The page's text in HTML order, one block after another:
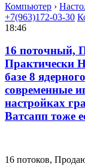
Компьютер ›
+7(963)172-03-30
18:46
16 поточный,
Практически
базе 8
современные
настройках
Ватсапп тоже
16 потоков,